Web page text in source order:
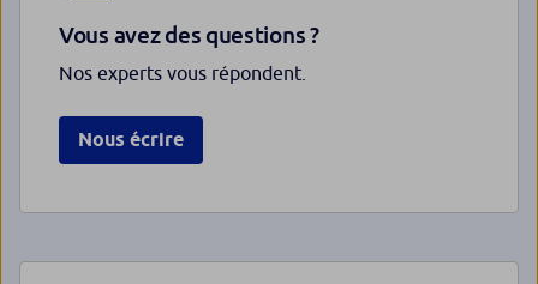
Vous avez des questions ?
Nos experts vous répondent.
Nous écrire